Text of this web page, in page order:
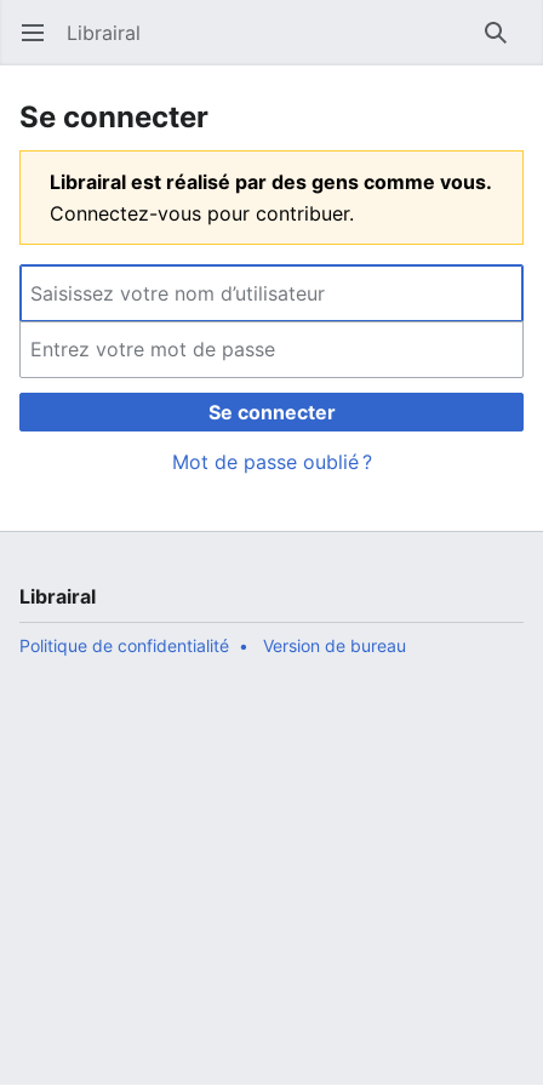
Ouvrir le menu principal Librairal
Se connecter
Librairal est réalisé par des gens comme vous.
Connectez-vous pour contribuer.
Se connecter
Mot de passe oublié ?
Librairal
Politique de confidentialité Version de bureau